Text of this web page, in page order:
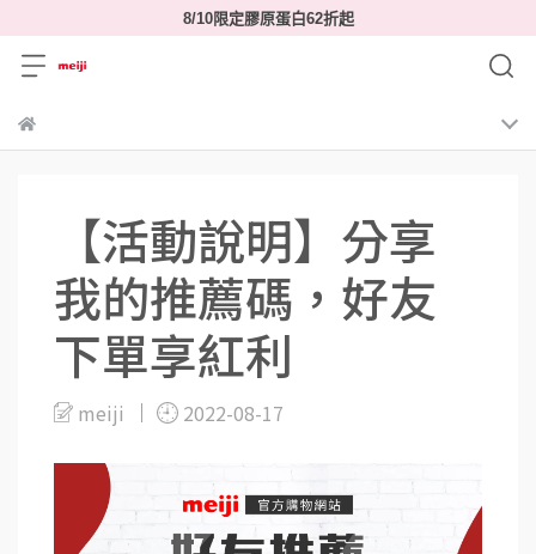
8/10限定膠原蛋白62折起
【活動說明】分享
我的推薦碼，好友
下單享紅利
meiji 2022-08-17